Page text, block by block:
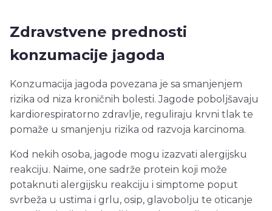
Zdravstvene prednosti
konzumacije jagoda
Konzumacija jagoda povezana je sa smanjenjem
rizika od niza kroničnih bolesti. Jagode poboljšavaju
kardiorespiratorno zdravlje, reguliraju krvni tlak te
pomaže u smanjenju rizika od razvoja karcinoma.
Kod nekih osoba, jagode mogu izazvati alergijsku
reakciju. Naime, one sadrže protein koji može
potaknuti alergijsku reakciju i simptome poput
svrbeža u ustima i grlu, osip, glavobolju te oticanje